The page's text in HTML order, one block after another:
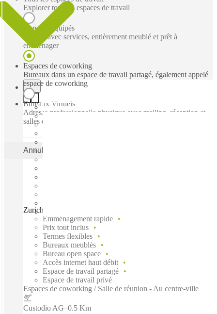
Explorer tous les espaces de travail
Bureaux équipés
Bureau avec services, entièrement meublé et prêt à
emménager
Espaces de coworking
Bureaux dans un espace de travail partagé, également appelé
espace de coworking
Bureaux Virtuels
Adresse professionnelle physique avec mailing, réception et
salles de réunion ad hoc
Annuler
Zurich Airport, Spaces The Circle, Zurich, 8058
Emménagement rapide
Prix tout inclus
Termes flexibles
Bureaux meublés
Bureau open space
Accès internet haut débit
Espace de travail partagé
Espace de travail privé
Espaces de coworking / Salle de réunion - Au centre-ville
Custodio AG–0.5 Km